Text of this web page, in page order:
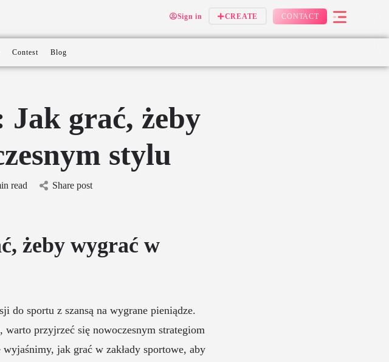
Sign in CREATE CONTACT
Contest Blog
Jak grać, żeby
stylu
read Share post
żeby wygrać w
do sportu z szansą na wygrane pieniądze.
warto przyjrzeć się nowoczesnym strategiom
jak grać w zakłady sportowe, aby